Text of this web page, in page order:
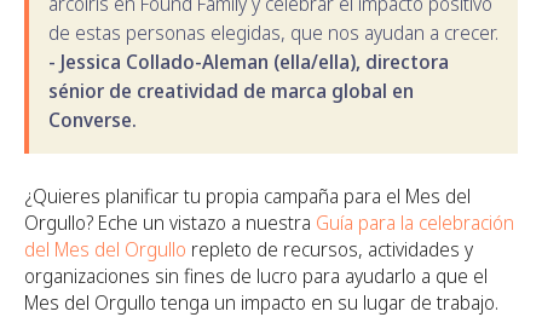
de estas personas elegidas, que nos ayudan a crecer.
- Jessica Collado-Aleman (ella/ella), directora
sénior de creatividad de marca global en
Converse.
¿Quieres planificar tu propia campaña para el Mes del
Orgullo? Eche un vistazo a nuestra Guía para la celebración
del Mes del Orgullo repleto de recursos, actividades y
organizaciones sin fines de lucro para ayudarlo a que el
Mes del Orgullo tenga un impacto en su lugar de trabajo.